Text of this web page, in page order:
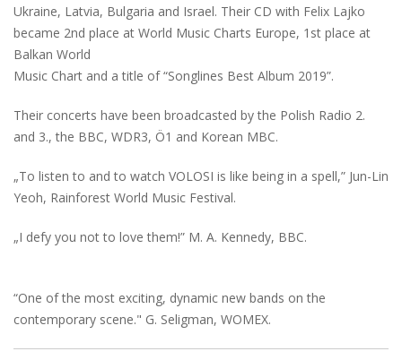
Ukraine, Latvia, Bulgaria and Israel. Their CD with Felix Lajko
became 2nd place at World Music Charts Europe, 1st place at
Balkan World
Music Chart and a title of “Songlines Best Album 2019”.
Their concerts have been broadcasted by the Polish Radio 2.
and 3., the BBC, WDR3, Ö1 and Korean MBC.
„To listen to and to watch VOLOSI is like being in a spell,” Jun-Lin
Yeoh, Rainforest World Music Festival.
„I defy you not to love them!” M. A. Kennedy, BBC.
“One of the most exciting, dynamic new bands on the
contemporary scene." G. Seligman, WOMEX.